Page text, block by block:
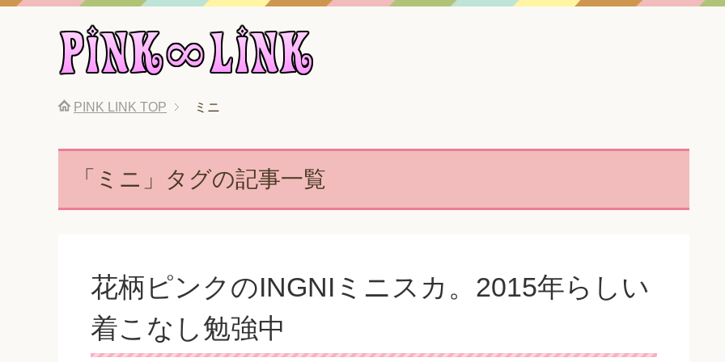
PINK LINK TOP ミニ
「ミニ」タグの記事一覧
花柄ピンクのINGNIミニスカ。2015年らしい
着こなし勉強中